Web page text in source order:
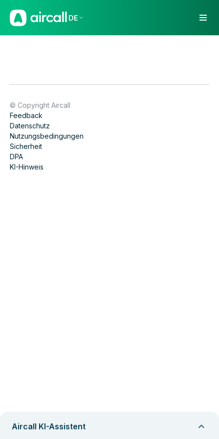
DE
© Copyright Aircall
Feedback
Datenschutz
Nutzungsbedingungen
Sicherheit
DPA
KI-Hinweis
Aircall KI-Assistent